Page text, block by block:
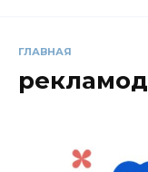
ГЛАВНАЯ